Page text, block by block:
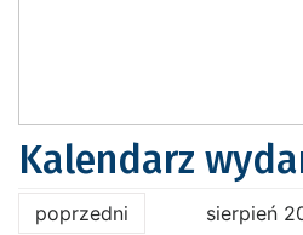
Kalendarz
poprzedni sierpień